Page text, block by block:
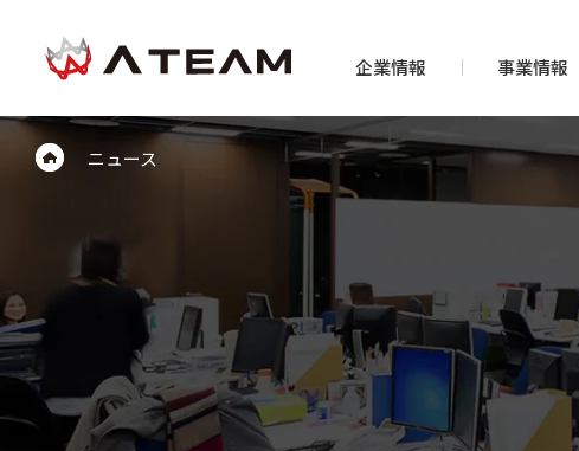
企業情報 事業情報
ニュース